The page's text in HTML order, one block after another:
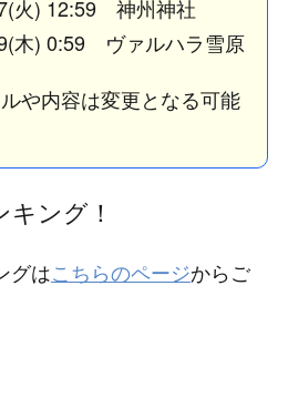
火) 12:59 神州神社
木) 0:59 ヴァルハラ雪原
や内容は変更となる可能
ング！
グはこちらのページからご